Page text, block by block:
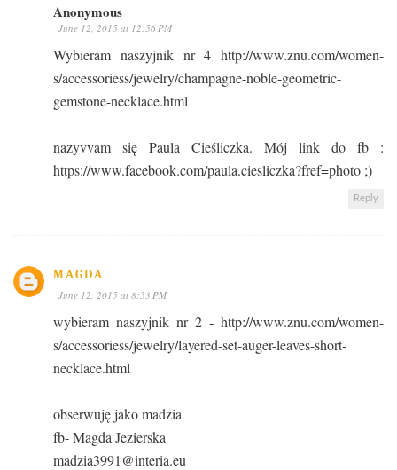
Anonymous
June 12, 2015 at 12:56 PM
Wybieram naszyjnik nr 4 http://www.znu.com/women-
s/accessoriess/jewelry/champagne-noble-geometric-
gemstone-necklace.html
nazyvvam się Paula Cieśliczka. Mój link do fb :
https://www.facebook.com/paula.ciesliczka?fref=photo ;)
Reply
MAGDA
June 12, 2015 at 8:53 PM
wybieram naszyjnik nr 2 - http://www.znu.com/women-
s/accessoriess/jewelry/layered-set-auger-leaves-short-
necklace.html
obserwuję jako madzia
fb- Magda Jezierska
madzia3991@interia.eu